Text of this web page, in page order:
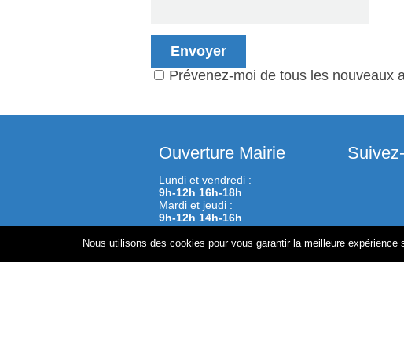
Prévenez-moi de tous les nouveaux
Ouverture Mairie
Lundi et vendredi :
9h-12h 16h-18h
Mardi et jeudi :
9h-12h 14h-16h
Tèl : 02 35 27 31 28
Nous utilisons des cookies pour vous garantir la meilleure